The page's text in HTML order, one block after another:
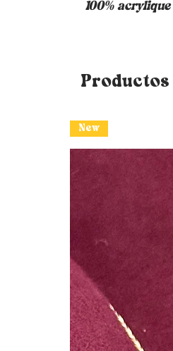
100% acrylique
New